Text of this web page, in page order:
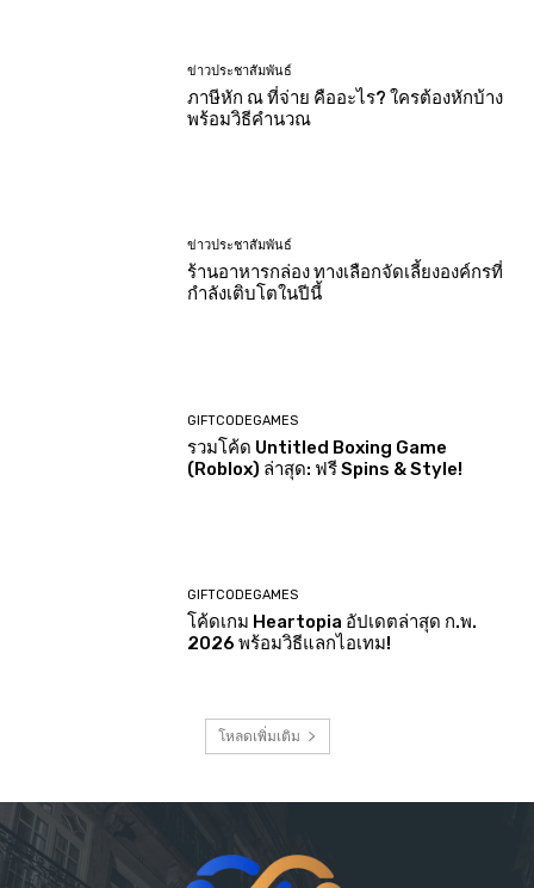
ข่าวประชาสัมพันธ์
ภาษีหัก ณ ที่จ่าย คืออะไร? ใครต้องหักบ้าง
พร้อมวิธีคำนวณ
ข่าวประชาสัมพันธ์
ร้านอาหารกล่อง ทางเลือกจัดเลี้ยงองค์กรที่
กำลังเติบโตในปีนี้
GIFTCODEGAMES
รวมโค้ด Untitled Boxing Game
(Roblox) ล่าสุด: ฟรี Spins & Style!
GIFTCODEGAMES
โค้ดเกม Heartopia อัปเดตล่าสุด ก.พ.
2026 พร้อมวิธีแลกไอเทม!
โหลดเพิ่มเติม